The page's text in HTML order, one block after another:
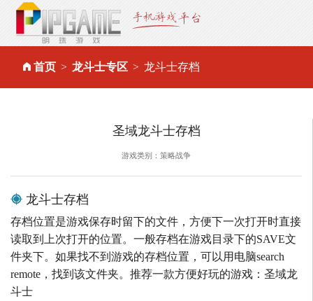
首页 龙斗士专区 龙斗士存档
圣域龙斗士存档
游戏类别：策略战争
龙斗士存档
存档位置是游戏保存时留下的文件，方便下一次打开时直接
读取到上次打开的位置。一般存档在游戏目录下的SAVE文
件夹下。如果找不到游戏的存档位置，可以用电脑search
remote，找到该文件夹。推荐一款方便好玩的游戏：圣域龙
斗士